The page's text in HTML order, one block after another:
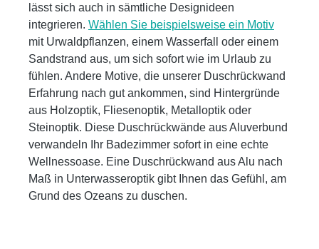
lässt sich auch in sämtliche Designideen
integrieren. Wählen Sie beispielsweise ein Motiv
mit Urwaldpflanzen, einem Wasserfall oder einem
Sandstrand aus, um sich sofort wie im Urlaub zu
fühlen. Andere Motive, die unserer Duschrückwand
Erfahrung nach gut ankommen, sind Hintergründe
aus Holzoptik, Fliesenoptik, Metalloptik oder
Steinoptik. Diese Duschrückwände aus Aluverbund
verwandeln Ihr Badezimmer sofort in eine echte
Wellnessoase. Eine Duschrückwand aus Alu nach
Maß in Unterwasseroptik gibt Ihnen das Gefühl, am
Grund des Ozeans zu duschen.